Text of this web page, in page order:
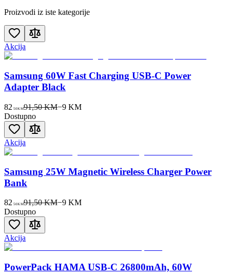
Proizvodi iz iste kategorije
Akcija
Samsung 60W Fast Charging USB-C Power
Adapter Black
82 50KM91,50 KM−9KM
Dostupno
Akcija
Samsung 25W Magnetic Wireless Charger Power
Bank
82 50KM91,50 KM−9KM
Dostupno
Akcija
PowerPack HAMA USB-C 26800mAh, 60W